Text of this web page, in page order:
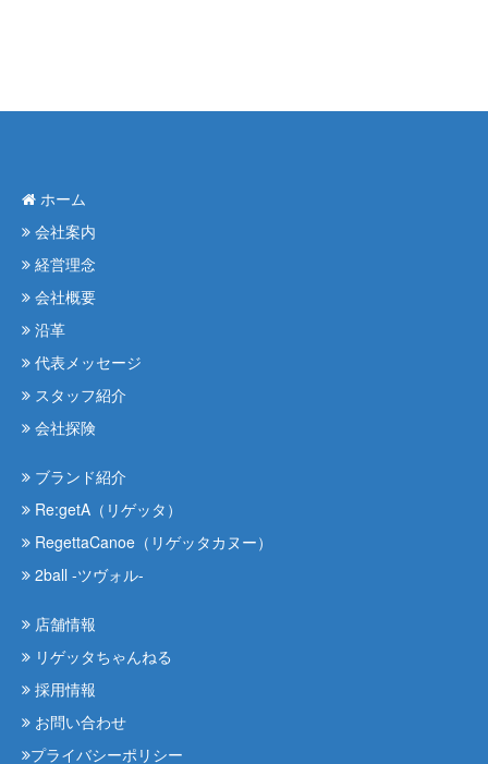
ホーム
会社案内
経営理念
会社概要
沿革
代表メッセージ
スタッフ紹介
会社探険
ブランド紹介
Re:getA（リゲッタ）
RegettaCanoe（リゲッタカヌー）
2ball -ツヴォル-
店舗情報
リゲッタちゃんねる
採用情報
お問い合わせ
プライバシーポリシー